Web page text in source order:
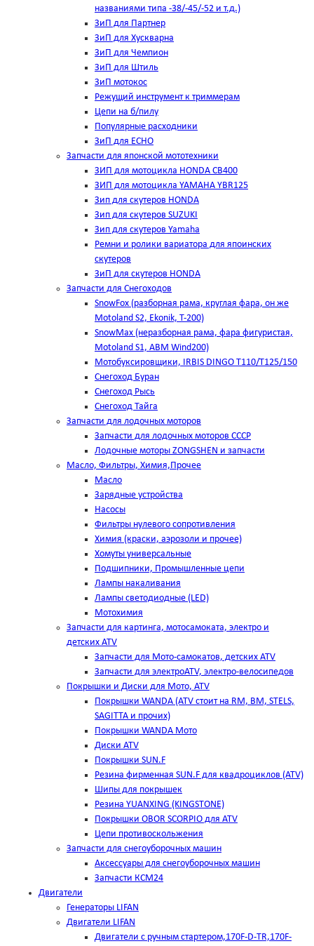
названиями типа -38/-45/-52 и т.д.)
ЗиП для Партнер
ЗиП для Хускварна
ЗиП для Чемпион
ЗиП для Штиль
ЗиП мотокос
Режущий инструмент к триммерам
Цепи на б/пилу
Популярные расходники
ЗиП для ЕСНО
Запчасти для японской мототехники
ЗИП для мотоцикла HONDA CB400
ЗИП для мотоцикла YAMAHA YBR125
Зип для скутеров HONDA
Зип для скутеров SUZUKI
Зип для скутеров Yamaha
Ремни и ролики вариатора для япоинских
скутеров
ЗиП для скутеров HONDA
Запчасти для Снегоходов
SnowFox (разборная рама, круглая фара, он же
Motoland S2, Ekonik, T-200)
SnowMax (неразборная рама, фара фигуристая,
Motoland S1, ABM Wind200)
Мотобуксировщики, IRBIS DINGO Т110/Т125/150
Снегоход Буран
Снегоход Рысь
Снегоход Тайга
Запчасти для лодочных моторов
Запчасти для лодочных моторов СССР
Лодочные моторы ZONGSHEN и запчасти
Масло, Фильтры, Химия,Прочее
Масло
Зарядные устройства
Насосы
Фильтры нулевого сопротивления
Химия (краски, аэрозоли и прочее)
Хомуты универсальные
Подшипники, Промышленные цепи
Лампы накаливания
Лампы светодиодные (LED)
Мотохимия
Запчасти для картинга, мотосамоката, электро и
детских ATV
Запчасти для Мото-самокатов, детских ATV
Запчасти для электроATV, электро-велосипедов
Покрышки и Диски для Мото, ATV
Покрышки WANDA (АТV стоит на RM, BM, STELS,
SAGITTA и прочих)
Покрышки WANDA Мото
Диски ATV
Покрышки SUN.F
Резина фирменная SUN.F для квадроциклов (АТV)
Шипы для покрышек
Резина YUANXING (KINGSTONE)
Покрышки OBOR SCORPIO для ATV
Цепи противоскольжения
Запчасти для снегоуборочных машин
Аксессуары для снегоуборочных машин
Запчасти КСМ24
Двигатели
Генераторы LIFAN
Двигатели LIFAN
Двигатели с ручным стартером,170F-D-TR,170F-